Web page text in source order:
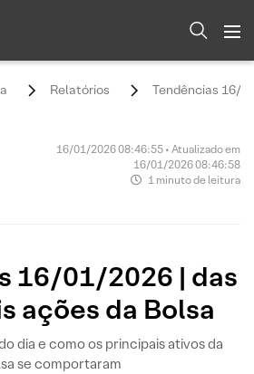
Relatórios Tendências 16/
16/01/2026 08:46:55 • Atualizado em
16/01/2026 08:46:58
1 minuto de leitura
16/01/2026 | das
ações da Bolsa
dia e como os principais ativos da
se comportaram